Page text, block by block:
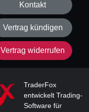
Kontakt
Vertrag kündigen
Vertrag widerrufen
TraderFox
entwickelt Trading-
Software für